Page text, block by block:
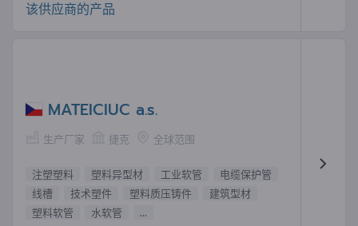
该供应商的产品
MATEICIUC a.s.
生产厂家 捷克 全球范围
注塑塑料 塑料异型材 工业软管
电缆保护管
线槽
技术塑件 塑料质压铸件
建筑型材
塑料软管
水软管 ...